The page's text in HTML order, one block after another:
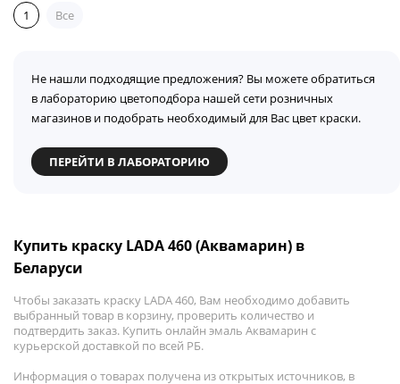
1 Все
Не нашли подходящие предложения? Вы можете обратиться
в лабораторию цветоподбора нашей сети розничных
магазинов и подобрать необходимый для Вас цвет краски.
ПЕРЕЙТИ В ЛАБОРАТОРИЮ
Купить краску LADA 460 (Аквамарин) в
Беларуси
Чтобы заказать краску LADA 460, Вам необходимо добавить
выбранный товар в корзину, проверить количество и
подтвердить заказ. Купить онлайн эмаль Аквамарин с
курьерской доставкой по всей РБ.
Информация о товарах получена из открытых источников, в